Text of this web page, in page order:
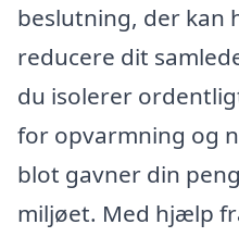
beslutning, der kan
reducere dit
du isolerer
for opvarmning og
blot gavner din
miljøet. Med hjælp